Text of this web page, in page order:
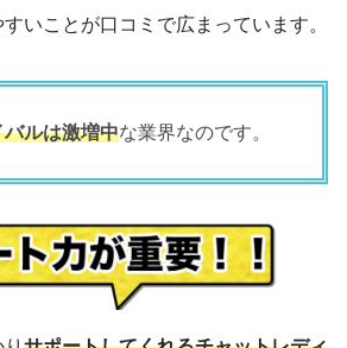
いことが口コミで広まっています。
バルは激増中な業界なのです。